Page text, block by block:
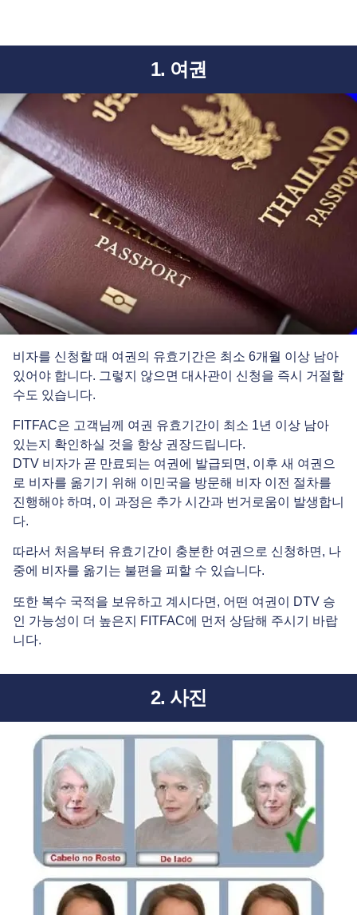
1. 여권
비자를 신청할 때 여권의 유효기간은 최소 6개월 이상 남아
있어야 합니다. 그렇지 않으면 대사관이 신청을 즉시 거절할
수도 있습니다.
FITFAC은 고객님께 여권 유효기간이 최소 1년 이상 남아
있는지 확인하실 것을 항상 권장드립니다.
DTV 비자가 곧 만료되는 여권에 발급되면, 이후 새 여권으
로 비자를 옮기기 위해 이민국을 방문해 비자 이전 절차를
진행해야 하며, 이 과정은 추가 시간과 번거로움이 발생합니
다.
따라서 처음부터 유효기간이 충분한 여권으로 신청하면, 나
중에 비자를 옮기는 불편을 피할 수 있습니다.
또한 복수 국적을 보유하고 계시다면, 어떤 여권이 DTV 승
인 가능성이 더 높은지 FITFAC에 먼저 상담해 주시기 바랍
니다.
2. 사진